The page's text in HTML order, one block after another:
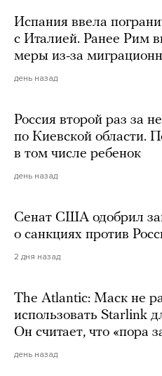
Испания ввела
с Италией. Ранее Рим
меры из-за
день назад
Россия второй раз за
по Киевской области.
в том числе ребенок
день назад
Сенат США одобрил
о санкциях против
2 дня назад
The Atlantic: Маск не
использовать Starlink
Он считает, что «пора
день назад